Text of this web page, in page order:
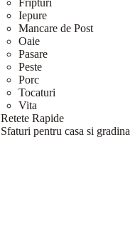
Iepure
Mancare de Post
Oaie
Pasare
Peste
Porc
Tocaturi
Vita
Retete Rapide
Sfaturi pentru casa si gradina